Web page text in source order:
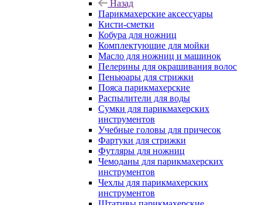
Назад
Парикмахерские аксессуары
Кисти-сметки
Кобура для ножниц
Комплектующие для мойки
Масло для ножниц и машинок
Пелерины для окрашивания волос
Пеньюары для стрижки
Пояса парикмахерские
Распылители для воды
Сумки для парикмахерских
инструментов
Учебные головы для причесок
Фартуки для стрижки
Футляры для ножниц
Чемоданы для парикмахерских
инструментов
Чехлы для парикмахерских
инструментов